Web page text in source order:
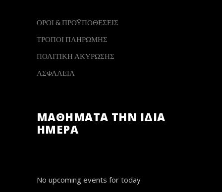
ΟΡΟΙ & ΠΡΟΫΠΟΘΕΣΕΙΣ
ΤΡΟΠΟΙ ΠΛΗΡΩΜΗΣ
ΠΟΛΙΤΙΚΗ ΑΚΥΡΩΣΗΣ
ΑΣΦΑΛΕΙΑ
ΜΑΘΗΜΑΤΑ ΤΗΝ ΙΔΙΑ
ΗΜΕΡΑ
No upcoming events for today